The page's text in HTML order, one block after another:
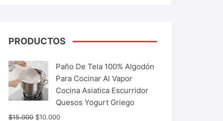
PRODUCTOS
Paño De Tela 100% Algodón
Para Cocinar Al Vapor
Cocina Asiatica Escurridor
Quesos Yogurt Griego
$15.000 $10.000